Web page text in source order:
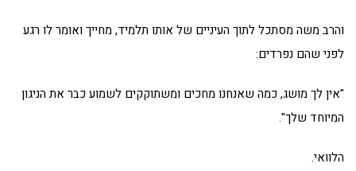
והרב משה מסתכל לתוך העיניים של אותו תלמיד, מחייך ואומר לו רגע
לפני שהם נפרדים:
"אין לך מושג, כמה שאנחנו מחכים ומשתוקקים לשמוע כבר את הניגון
המיוחד שלך".
הלוואי.